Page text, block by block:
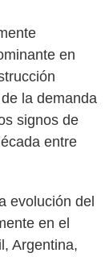
en
la demanda
signos de
entre
evolución del
en el
Argentina,